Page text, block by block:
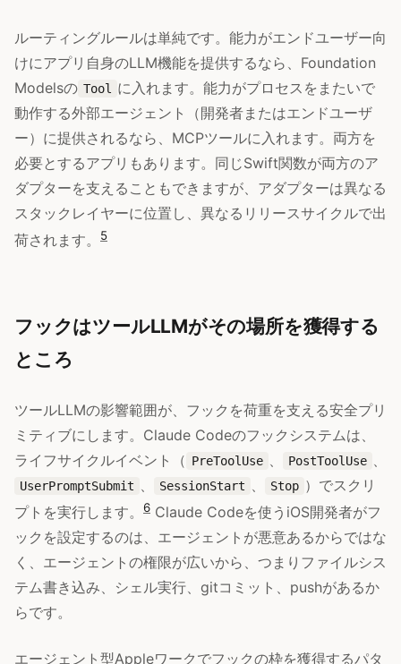
ルーティングルールは単純です。能力がエンドユーザー向
けにアプリ自身のLLM機能を提供するなら、Foundation
Modelsの Tool
に入れます。能力がプロセスをまたいで
動作する外部エージェント（開発者またはエンドユーザ
ー）に提供されるなら、MCPツールに入れます。両方を
必要とするアプリもあります。同じSwift関数が両方のア
ダプターを支えることもできますが、アダプターは異なる
スタックレイヤーに位置し、異なるリリースサイクルで出
荷されます。
5
フックはツールLLMがその場所を獲得する
ところ
ツールLLMの影響範囲が、フックを荷重を支える安全プリ
ミティブにします。Claude Codeのフックシステムは、
ライフサイクルイベント（ PreToolUse PostToolUse
UserPromptSubmit SessionStart Stop ）でスクリ
プトを実行します。
6 Claude Codeを使うiOS開発者がフ
ックを設定するのは、エージェントが悪意あるからではな
く、エージェントの権限が広いから、つまりファイルシス
テム書き込み、シェル実行、gitコミット、pushがあるか
らです。
エージェント型Appleワークでフックの枠を獲得するパタ